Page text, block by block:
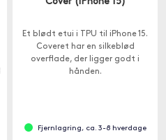
Et blødt etui i TPU til iPhone 15.
Coveret har en silkeblød
overflade, der ligger godt i
hånden.
Fjernlagring, ca. 3-8 hverdage